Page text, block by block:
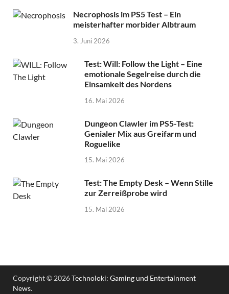
Necrophosis im PS5 Test – Ein
meisterhafter morbider Albtraum
3. Juni 2026
Test: Will: Follow the Light – Eine
emotionale Segelreise durch die
Einsamkeit des Nordens
16. Mai 2026
Dungeon Clawler im PS5-Test:
Genialer Mix aus Greifarm und
Roguelike
15. Mai 2026
Test: The Empty Desk – Wenn Stille
zur Zerreißprobe wird
15. Mai 2026
Copyright © 2026Technoloki: Gaming und Entertainment
News.